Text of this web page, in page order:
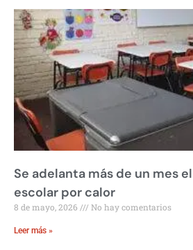
Se adelanta más de un mes
escolar por calor
8 de mayo, 2026 No hay comentarios
Leer más »